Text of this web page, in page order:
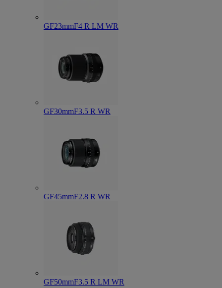
GF23mmF4 R LM WR
GF30mmF3.5 R WR
GF45mmF2.8 R WR
GF50mmF3.5 R LM WR